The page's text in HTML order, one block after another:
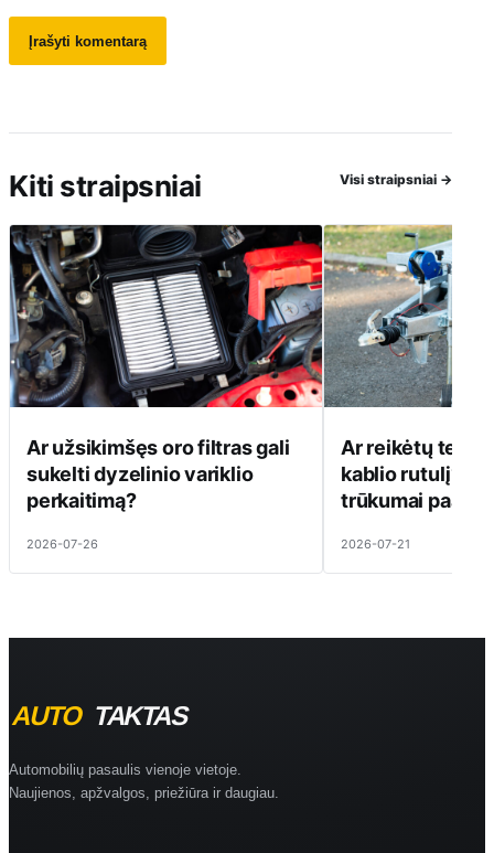
Kiti straipsniai Visi straipsniai →
Ar užsikimšęs oro filtras gali
sukelti dyzelinio variklio
perkaitimą?
2026-07-26
Ar reikėtų tepti
kablio rutulį?
trūkumai
2026-07-21
Automobilių pasaulis vienoje vietoje.
Naujienos, apžvalgos, priežiūra ir daugiau.